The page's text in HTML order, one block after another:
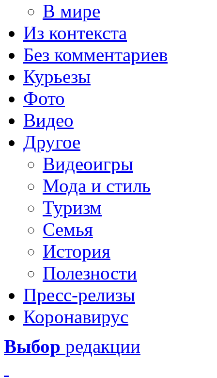
В мире
Из контекста
Без комментариев
Курьезы
Фото
Видео
Другое
Видеоигры
Мода и стиль
Туризм
Семья
История
Полезности
Пресс-релизы
Коронавирус
Выбор редакции